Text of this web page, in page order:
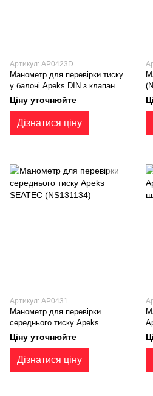
Артикул: AP0423D
Манометр для перевірки тиску
у балоні Apeks DIN з клапаном
(NS131122)
Ціну уточнюйте
Дізнатися ціну
Артикул: AP0431
Манометр для перевірки
середнього тиску Apeks
SEATEC (NS131134)
Ціну уточнюйте
Дізнатися ціну